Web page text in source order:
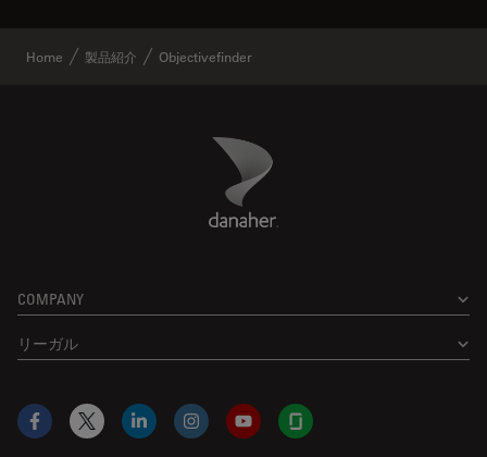
Home 製品紹介 Objectivefinder
Danaher Logo
COMPANY
リーガル
Facebook
X LinkedInInstagramYouTubeGlassdoor